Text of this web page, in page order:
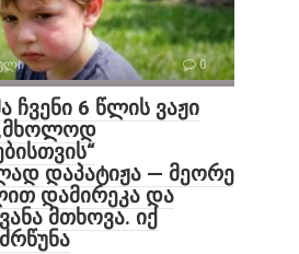
0
6 წლის ვაჟი
დაპატიჟა — მეორე
დამირეკა და
მთხოვა. იქ